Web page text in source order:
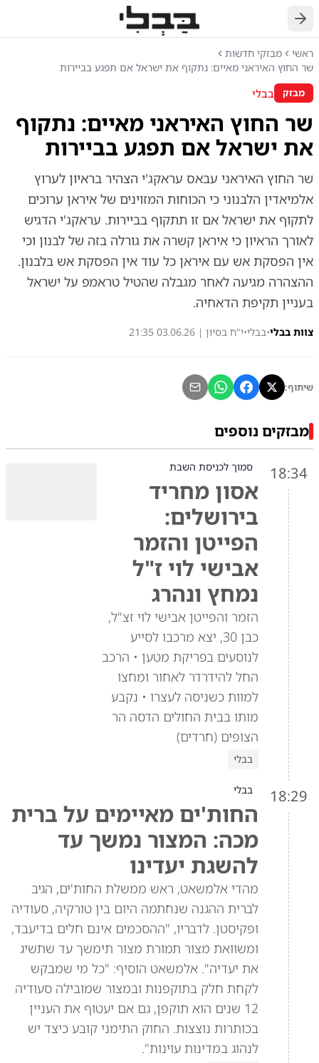
חזרה
ראשי
מבזקי חדשות
שר החוץ האיראני מאיים: נתקוף את ישראל אם תפגע בביירות
מבזק בבלי
שר החוץ האיראני מאיים: נתקוף
את ישראל אם תפגע בביירות
שר החוץ האיראני עבאס עראקג'י הצהיר בראיון לערוץ
אלמיאדין הלבנוני כי הכוחות המזוינים של איראן ערוכים
לתקוף את ישראל אם זו תתקוף בביירות. עראקג'י הדגיש
לאורך הראיון כי איראן קשרה את גורלה בזה של לבנון וכי
אין הפסקת אש עם איראן כל עוד אין הפסקת אש בלבנון.
ההצהרה מגיעה לאחר מגבלה שהטיל טראמפ על ישראל
בעניין תקיפת הדאחיה.
צוות בבלי•בבלי•י"ח בסיון | 03.06.26 21:35
שיתוף:
מבזקים נוספים
18:34 סמוך לכניסת השבת
אסון מחריד
בירושלים:
הפייטן והזמר
אבישי לוי ז"ל
נמחץ ונהרג
הזמר והפייטן אבישי לוי זצ"ל,
כבן 30, יצא מרכבו לסייע
לנוסעים בפריקת מטען • הרכב
החל להידרדר לאחור ומחצו
למוות כשניסה לעצרו • נקבע
מותו בבית החולים הדסה הר
הצופים (חרדים)
בבלי
18:29 בבלי
החות'ים מאיימים על ברית
מכה: המצור נמשך עד
להשגת יעדינו
מהדי אלמשאט, ראש ממשלת החות'ים, הגיב
לברית ההגנה שנחתמה היום בין טורקיה, סעודיה
ופקיסטן. לדבריו, "ההסכמים אינם חלים בדיעבד,
ומשוואת מצור תמורת מצור תימשך עד שתשיג
את יעדיה". אלמשאט הוסיף: "כל מי שמבקש
לקחת חלק בתוקפנות ובמצור שמובילה סעודיה
12 שנים הוא תוקפן, גם אם יעטוף את העניין
בכותרות נוצצות. החוק התימני קובע כיצד יש
לנהוג במדינות עוינות".